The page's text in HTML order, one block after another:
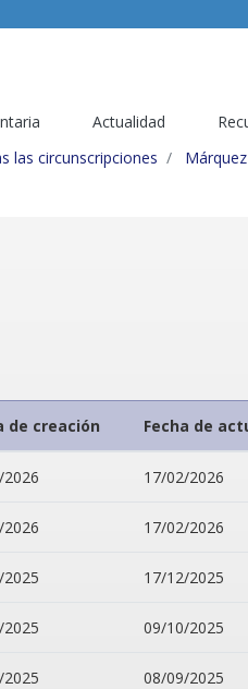
Actualidad
las circunscripciones
de creación Fecha de
17/02/2026
17/02/2026
17/12/2025
09/10/2025
08/09/2025